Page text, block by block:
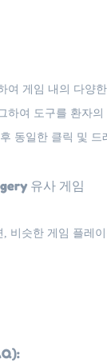
여 게임 내의 다양
하여 도구를 환자
동일한 클릭 및
유사 게임
, 비슷한 게임 플레